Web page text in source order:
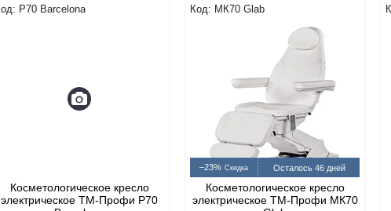
P70 Barcelona
Косметологическое кресло
электрическое ТМ-Профи P70
МК70 Glab
–23% Осталось 46 дней
Косметологическое кресло
электрическое ТМ-Профи МК70